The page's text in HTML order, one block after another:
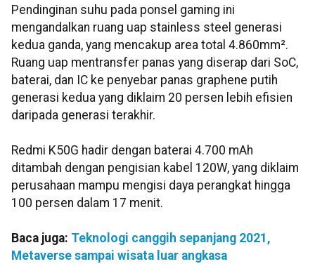
Pendinginan suhu pada ponsel gaming ini
mengandalkan ruang uap stainless steel generasi
kedua ganda, yang mencakup area total 4.860mm².
Ruang uap mentransfer panas yang diserap dari SoC,
baterai, dan IC ke penyebar panas graphene putih
generasi kedua yang diklaim 20 persen lebih efisien
daripada generasi terakhir.
Redmi K50G hadir dengan baterai 4.700 mAh
ditambah dengan pengisian kabel 120W, yang diklaim
perusahaan mampu mengisi daya perangkat hingga
100 persen dalam 17 menit.
Baca juga: Teknologi canggih sepanjang 2021,
Metaverse sampai wisata luar angkasa